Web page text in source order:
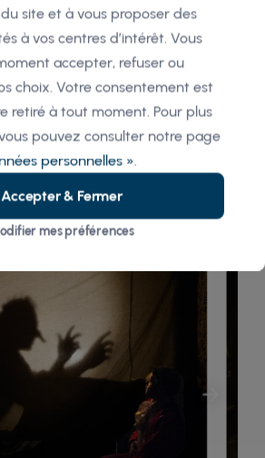
ou Gilles GANGLOFF, Cécile
VILLIERS-MORiAMÉ ou Quentin
LAVOISIER ou Bruno BASTIAN,
MAAYOUFI
Gilles HOYER
site et à vous proposer des
à vos centres d’intérêt. Vous
accepter, refuser ou
choix. Votre consentement est
retiré à tout moment. Pour plus
pouvez consulter notre page
personnelles ».
Accepter & Fermer
mes préférences